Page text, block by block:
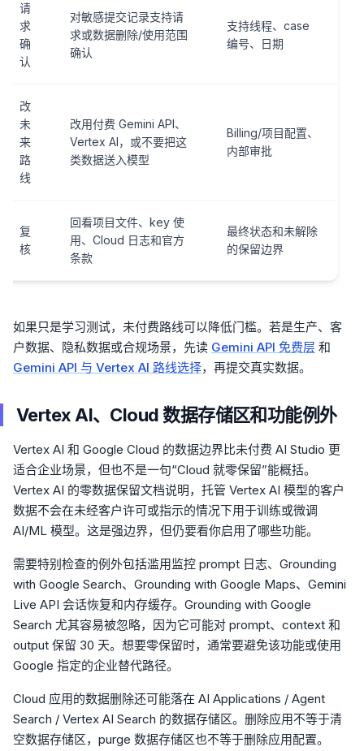
请
求
确
认
对敏感提交记录支持请
求或数据删除/使用范围
确认
支持线程、case
编号、日期
改
未
来
路
线
改用付费 Gemini API、
Vertex AI，或不要把这
类数据送入模型
Billing/项目配置、
内部审批
复
核
回看项目文件、key 使
用、Cloud 日志和官方
条款
最终状态和未解除
的保留边界
如果只是学习测试，未付费路线可以降低门槛。若是生产、客
户数据、隐私数据或合规场景，先读 Gemini API 免费层 和
Gemini API 与 Vertex AI 路线选择，再提交真实数据。
Vertex AI、Cloud 数据存储区和功能例外
Vertex AI 和 Google Cloud 的数据边界比未付费 AI Studio 更
适合企业场景，但也不是一句“Cloud 就零保留”能概括。
Vertex AI 的零数据保留文档说明，托管 Vertex AI 模型的客户
数据不会在未经客户许可或指示的情况下用于训练或微调
AI/ML 模型。这是强边界，但仍要看你启用了哪些功能。
需要特别检查的例外包括滥用监控 prompt 日志、Grounding
with Google Search、Grounding with Google Maps、Gemini
Live API 会话恢复和内存缓存。Grounding with Google
Search 尤其容易被忽略，因为它可能对 prompt、context 和
output 保留 30 天。想要零保留时，通常要避免该功能或使用
Google 指定的企业替代路径。
Cloud 应用的数据删除还可能落在 AI Applications / Agent
Search / Vertex AI Search 的数据存储区。删除应用不等于清
空数据存储区，purge 数据存储区也不等于删除应用配置。